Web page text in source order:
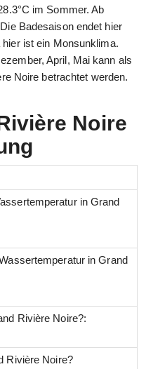
im Sommer. Ab
Badesaison endet hier
ist ein Monsunklima.
April, Mai kann als
Noire betrachtet werden.
Noire
in Grand
in Grand
Rivière Noire?:
Rivière Noire?